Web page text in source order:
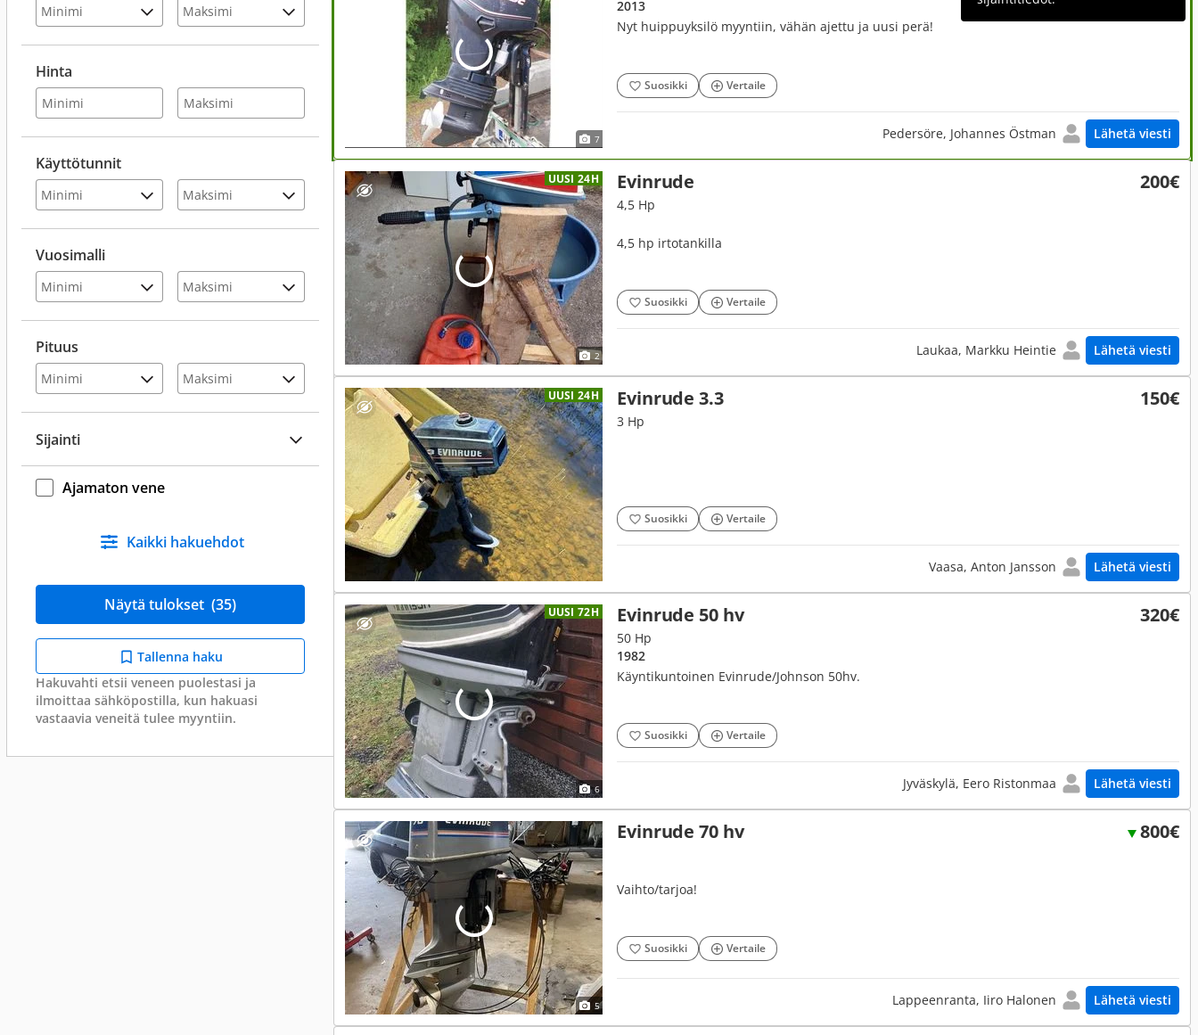
Hinta
Käyttötunnit
Vuosimalli
Pituus
Sijainti
Ajamaton vene
Kaikki hakuehdot
Näytä tulokset (35)
Tallenna haku
Hakuvahti etsii veneen puolestasi ja
ilmoittaa sähköpostilla, kun hakuasi
vastaavia veneitä tulee myyntiin.
7
2013
Nyt huippuyksilö myyntiin, vähän ajettu ja uusi perä!
Suosikki Vertaile
Pedersöre, Johannes Östman Lähetä viesti
UUSI 24H
2
Evinrude 200€
4,5 Hp
4,5 hp irtotankilla
Suosikki Vertaile
Laukaa, Markku Heintie Lähetä viesti
UUSI 24H Evinrude 3.3 150€
3 Hp
Suosikki Vertaile
Vaasa, Anton Jansson Lähetä viesti
UUSI 72H
6
Evinrude 50 hv 320€
50 Hp
1982
Käyntikuntoinen Evinrude/Johnson 50hv.
Suosikki Vertaile
Jyväskylä, Eero Ristonmaa Lähetä viesti
5
Evinrude 70 hv 800€
Vaihto/tarjoa!
Suosikki Vertaile
Lappeenranta, Iiro Halonen Lähetä viesti